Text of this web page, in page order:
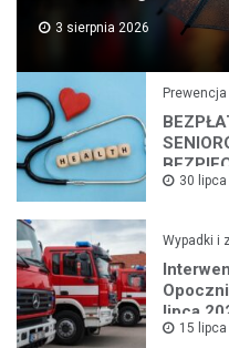
3 sierpnia 2026
30
Wypadki i
lipca
15